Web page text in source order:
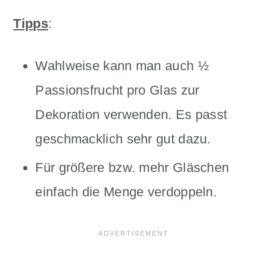
Tipps:
Wahlweise kann man auch ½
Passionsfrucht pro Glas zur
Dekoration verwenden. Es passt
geschmacklich sehr gut dazu.
Für größere bzw. mehr Gläschen
einfach die Menge verdoppeln.